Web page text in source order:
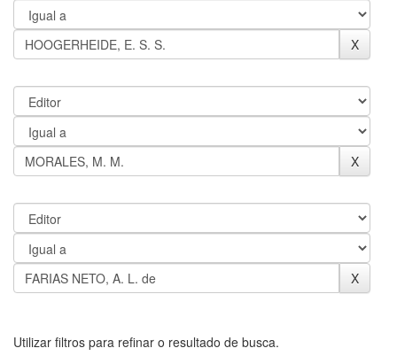
Utilizar filtros para refinar o resultado de busca.